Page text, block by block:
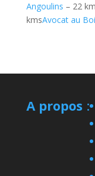
Angoulins – 22
kmsAvocat au
A propos :